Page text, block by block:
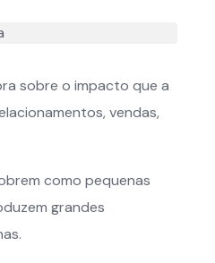
sobre o impacto que a
vendas,
como pequenas
grandes